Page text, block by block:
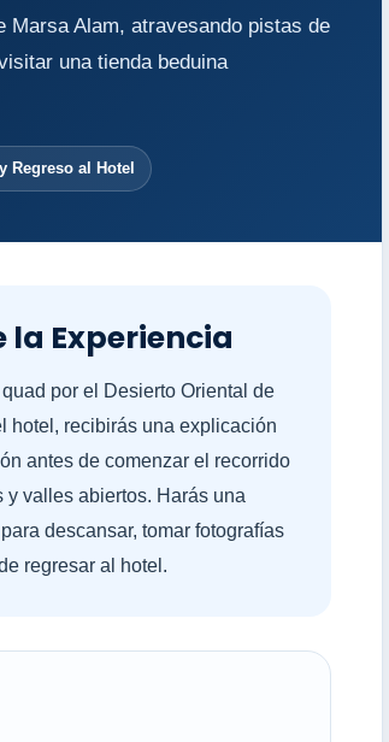
Marsa Alam, atravesando pistas de
una tienda beduina
Regreso al Hotel
la Experiencia
por el Desierto Oriental de
hotel, recibirás una explicación
antes de comenzar el recorrido
y valles abiertos. Harás una
descansar, tomar fotografías
regresar al hotel.